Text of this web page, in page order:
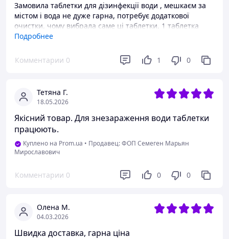
Замовила таблетки для дізинфекції води , мешкаєм за
містом і вода не дуже гарна, потребує додаткової
очистки, чому вибрала саме ці таблетки, 1 таблетка
8.68 на великий объєм 1250л. Саме те що потрібно для
Преимущества
Недостатки
Не виявили
Подробнее
Комментарии 0 1 0
Тетяна Г.
18.05.2026
Якісний товар. Для знезараження води таблетки
працюють.
Куплено на Prom.ua • Продавец: ФОП Семеген Марьян
Мирославович
Комментарии 0 0 0
Олена М.
04.03.2026
Швидка доставка, гарна ціна